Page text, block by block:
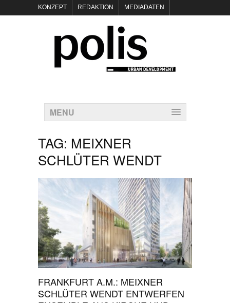
KONZEPT REDAKTION MEDIADATEN
POLIS KEYNOTES
KONTAKT DATENSCHUTZ IMPRESSUM
MENU
TAG: MEIXNER
SCHLÜTER WENDT
FRANKFURT A.M.: MEIXNER
SCHLÜTER WENDT ENTWERFEN